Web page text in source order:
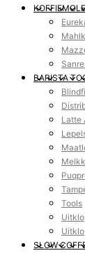
BARISTA
Latte
Tools
SLOW